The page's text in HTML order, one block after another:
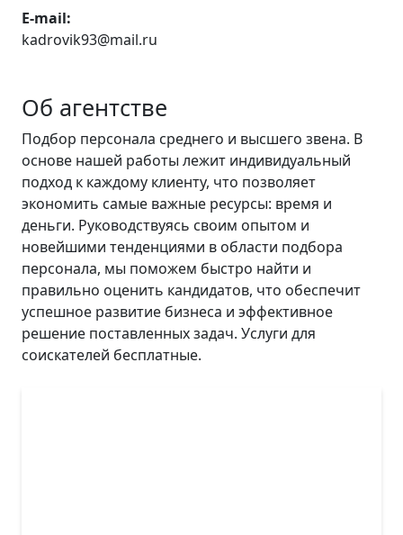
E-mail:
kadrovik93@mail.ru
Об агентстве
Подбор персонала среднего и высшего звена. В
основе нашей работы лежит индивидуальный
подход к каждому клиенту, что позволяет
экономить самые важные ресурсы: время и
деньги. Руководствуясь своим опытом и
новейшими тенденциями в области подбора
персонала, мы поможем быстро найти и
правильно оценить кандидатов, что обеспечит
успешное развитие бизнеса и эффективное
решение поставленных задач. Услуги для
соискателей бесплатные.